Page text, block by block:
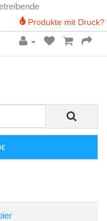
Produkte mit Druck?